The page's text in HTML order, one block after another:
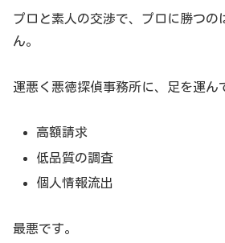
プロと素人の交渉で、プロに勝つの
ん。
運悪く悪徳探偵事務所に、足を運ん
高額請求
低品質の調査
個人情報流出
最悪です。